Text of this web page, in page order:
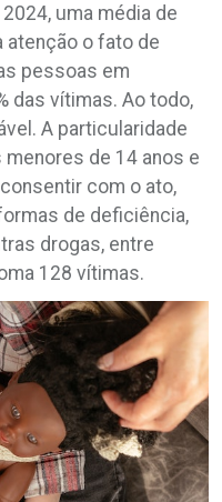
uma média de
atenção o fato de
pessoas em
das vítimas. Ao todo,
A particularidade
de 14 anos e
com o ato,
de deficiência,
drogas, entre
128 vítimas.